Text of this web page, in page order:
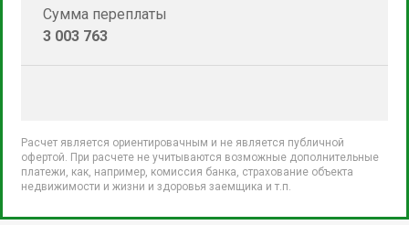
Сумма переплаты
3 003 763
Расчет является ориентировачным и не является публичной
офертой. При расчете не учитываются возможные дополнительные
платежи, как, например, комиссия банка, страхование объекта
недвижимости и жизни и здоровья заемщика и т.п.